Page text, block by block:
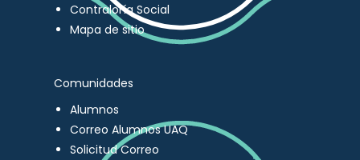
Contraloría Social
Mapa de sitio
Comunidades
Alumnos
Correo Alumnos UAQ
Solicitud Correo